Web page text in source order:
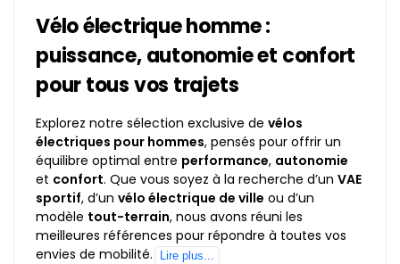
Vélo électrique homme :
puissance, autonomie et confort
pour tous vos trajets
Explorez notre sélection exclusive de vélos
électriques pour hommes, pensés pour offrir un
équilibre optimal entre performance, autonomie
et confort. Que vous soyez à la recherche d’un VAE
sportif, d’un vélo électrique de ville ou d’un
modèle tout-terrain, nous avons réuni les
meilleures références pour répondre à toutes vos
envies de mobilité.
Lire plus...